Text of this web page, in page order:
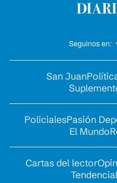
Seguinos en:
San Juan
PolicialesPasión
El Mundo
Cartas del lector
Tendencia